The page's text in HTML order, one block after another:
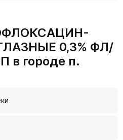
0,3% ФЛ/
в городе п.